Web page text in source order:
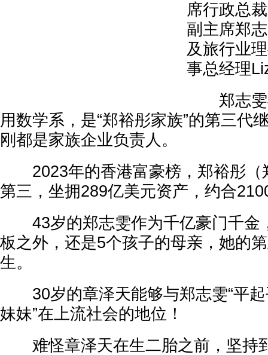
席行政总
副主席郑
及旅行业
事总经理
郑志雯
用数学系，是“郑裕彤家族”的第三代
刚都是家族企业负责人。
2023年的香港富豪榜，郑裕彤（
第三，坐拥289亿美元资产，约合
43岁的郑志雯作为千亿豪门千金
板之外，还是5个孩子的母亲，她的
生。
30岁的章泽天能够与郑志雯“平起
妹妹”在上流社会的地位！
难怪章泽天在生二胎之前，坚持